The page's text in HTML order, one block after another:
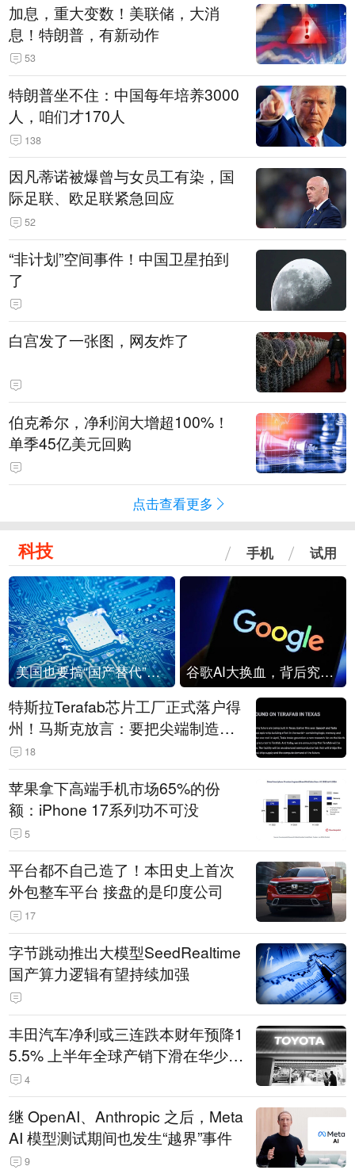
加息，重大变数！美联储，大消
息！特朗普，有新动作
53
特朗普坐不住：中国每年培养3000
人，咱们才170人
138
因凡蒂诺被爆曾与女员工有染，国
际足联、欧足联紧急回应
52
“非计划”空间事件！中国卫星拍到
了
白宫发了一张图，网友炸了
伯克希尔，净利润大增超100%！
单季45亿美元回购
点击查看更多
科技 手机 试用
美国也要搞“国产替代”？先算清三笔账 谷歌AI大换血，背后究竟发生了什么？
特斯拉Terafab芯片工厂正式落户得
州！马斯克放言：要把尖端制造带
回美国
18
苹果拿下高端手机市场65%的份
额：iPhone 17系列功不可没
5
平台都不自己造了！本田史上首次
外包整车平台 接盘的是印度公司
17
字节跳动推出大模型SeedRealtime
国产算力逻辑有望持续加强
丰田汽车净利或三连跌本财年预降1
5.5% 上半年全球产销下滑在华少卖
14.3万辆
4
继 OpenAI、Anthropic 之后，Meta
AI 模型测试期间也发生“越界”事件
9